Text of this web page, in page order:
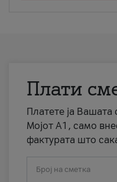
Плати
Платете ја Вашата
Мојот А1, само
фактурата што
Број на сметка